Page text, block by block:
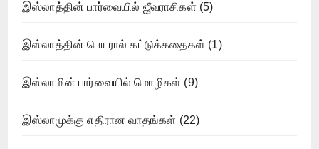
இஸ்லாத்தின் பார்வையில் ஜீவராசிகள் (5)
இஸ்லாத்தின் பெயரால் கட்டுக்கதைகள் (1)
இஸ்லாமின் பார்வையில் மொழிகள் (9)
இஸ்லாமுக்கு எதிரான வாதங்கள் (22)